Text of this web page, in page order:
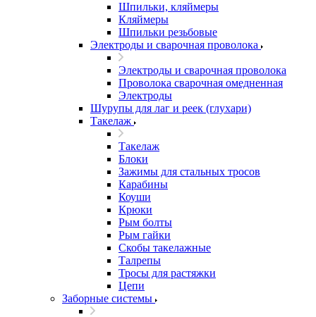
Шпильки, кляймеры
Кляймеры
Шпильки резьбовые
Электроды и сварочная проволока
Электроды и сварочная проволока
Проволока сварочная омедненная
Электроды
Шурупы для лаг и реек (глухари)
Такелаж
Такелаж
Блоки
Зажимы для стальных тросов
Карабины
Коуши
Крюки
Рым болты
Рым гайки
Скобы такелажные
Талрепы
Тросы для растяжки
Цепи
Заборные системы